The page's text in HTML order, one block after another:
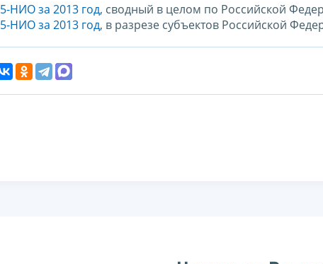
5-НИО за 2013 год, сводный в целом по Российской
5-НИО за 2013 год, в разрезе субъектов Российской